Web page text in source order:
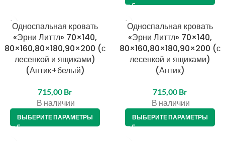
Односпальная кровать
«Эрни Литтл» 70×140,
80×160,80×180,90×200 (с
лесенкой и ящиками)
(Антик+белый)
715,00 Br
В наличии
ВЫБЕРИТЕ ПАРАМЕТРЫ
Односпальная кровать
«Эрни Литтл» 70×140,
80×160,80×180,90×200 (с
лесенкой и ящиками)
(Антик)
715,00 Br
В наличии
ВЫБЕРИТЕ ПАРАМЕТРЫ